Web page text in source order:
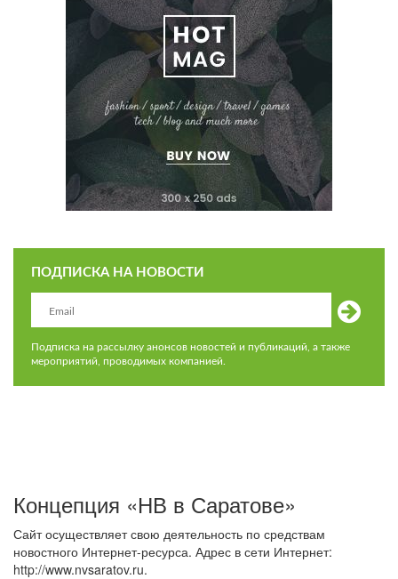
ПОДПИСКА НА НОВОСТИ
Подписка на рассылку анонсов новостей и публикаций, а также
мероприятий, проводимых компанией.
Концепция «НВ в Саратове»
Сайт осуществляет свою деятельность по средствам
новостного Интернет-ресурса. Адрес в сети Интернет:
http://www.nvsaratov.ru.